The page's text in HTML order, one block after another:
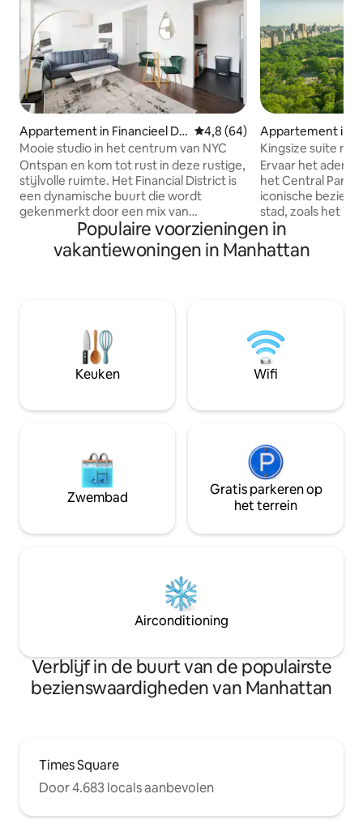
Appartement in Financieel Dis
trict
Gemiddelde beoordeling van
4,8 (64)
Mooie studio in het centrum van NYC
Ontspan en kom tot rust in deze rustige,
stijlvolle ruimte. Het Financial District is
een dynamische buurt die wordt
gekenmerkt door een mix van
historische bezienswaardigheden,
torenhoge wolkenkrabbers en een
bruisende zakelijke sfeer. Het is een mix
gebouwen en uitzicht op het water. Het
biedt een rustigere sfeer met toegang
tot historische bezienswaardigheden,
parken aan het water en trendy
Appartement in
k
Kingsize suite
Park
Ervaar het
het Central Park,
iconische
stad, zoals het
Central Park
vanuit deze King
verdieping. Deze
toegang tot het
gebouw, de
gelegen op de
een complete
Populaire voorzieningen in
vakantiewoningen in Manhattan
Keuken Wifi
Zwembad
Gratis parkeren op
het terrein
Airconditioning
Verblijf in de buurt van de populairste
bezienswaardigheden van Manhattan
Times Square
Door 4.683 locals aanbevolen